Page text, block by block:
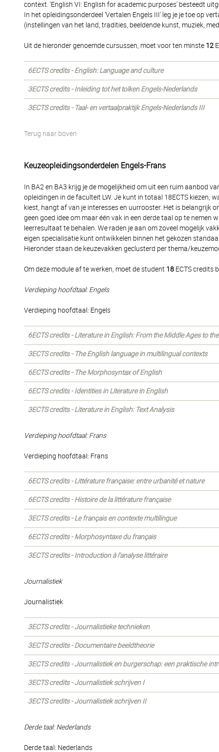
context. 'English VI: English for academic purposes' besteedt
In het opleidingsonderdeel 'Vertalen Engels III' leg je je toe op
(instellingen van het land, tradities, beeldende kunst, muziek,
Uit de hieronder genoemde cursussen, moet voor ten minste 12
6ECTS credits - English: Language and culture
3ECTS credits - Inleiding tot het tolken Engels-Nederlands
3ECTS credits - Taal- en vertaalpraktijk Engels-Nederlands III
Terug naar boven
Keuzeopleidingsonderdelen Engels-Frans
In BA2 en BA3 krijg je de mogelijkheid om uit een ruim aanbod
opleidingen in de faculteit LW. Je kunt in totaal 18ECTS kiezen,
kiest, hangt af van je interesses en uurrooster. Het is belangrijk
geen goed idee om maar één vak in een derde taal op te
leerresultaat te behalen. We raden je aan om zoveel mogelijk
eigen specialisatie kunt ontwikkelen binnen het gekozen
Hieronder staan de keuzevakken geclusterd per thema/
Om deze module af te werken, moet de student 18 ECTS credits
Verdieping hoofdtaal: Engels
Verdieping hoofdtaal: Engels
6ECTS credits - Literature in English: From the Middle Ages to
3ECTS credits - The English language in multilingual contexts
6ECTS credits - The Morphosyntax of English
6ECTS credits - Identities in Literature in English
3ECTS credits - Literature in English: Text Analysis
Verdieping hoofdtaal: Frans
Verdieping hoofdtaal: Frans
6ECTS credits - Littérature française: entre urbanité et nature
6ECTS credits - Histoire de la littérature française
3ECTS credits - Le français en contexte multilingue
6ECTS credits - Morphosyntaxe du français
3ECTS credits - Introduction à l'analyse littéraire
Journalistiek
Journalistiek
3ECTS credits - Journalistieke technieken
3ECTS credits - Documentaire beeldtheorie
3ECTS credits - Journalistiek en burgerschap: een praktische
3ECTS credits - Journalistiek schrijven I
3ECTS credits - Journalistiek schrijven II
Derde taal: Nederlands
Derde taal: Nederlands